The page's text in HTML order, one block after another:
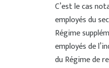
C’est le cas
employés du
Régime
employés de
du Régime de